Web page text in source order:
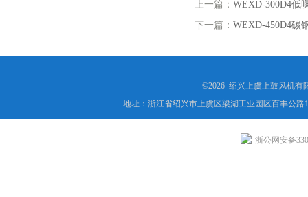
上一篇： WEXD-300D4低
下一篇： WEXD-450D4碳
©2026 绍兴上虞上鼓风机有
地址：浙江省绍兴市上虞区梁湖工业园区百丰公路
浙公网安备